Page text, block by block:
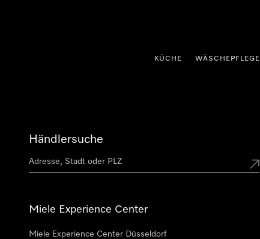
KÜCHE WÄSCHEPFLEGE
Händlersuche
Miele Experience Center
Miele Experience Center Düsseldorf